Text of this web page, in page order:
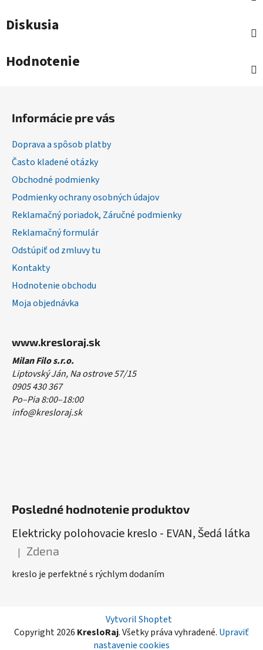
Diskusia
Hodnotenie
Informácie pre vás
Doprava a spôsob platby
Často kladené otázky
Obchodné podmienky
Podmienky ochrany osobných údajov
Reklamačný poriadok, Záručné podmienky
Reklamačný formulár
Odstúpiť od zmluvy tu
Kontakty
Hodnotenie obchodu
Moja objednávka
www.kresloraj.sk
Milan Filo s.r.o.
Liptovský Ján, Na ostrove 57/15
0905 430 367
Po–Pia 8:00–18:00
info@kresloraj.sk
Posledné hodnotenie produktov
Elektricky polohovacie kreslo - EVAN, Šedá látka
Hodnotenie produktu je 5 z 5 hviezdičiek.
| Zdena
kreslo je perfektné s rýchlym dodaním
Vytvoril Shoptet
Copyright 2026 KresloRaj. Všetky práva vyhradené. Upraviť
nastavenie cookies